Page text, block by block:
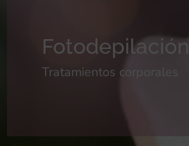
Fotodepilación
Tratamientos corporales